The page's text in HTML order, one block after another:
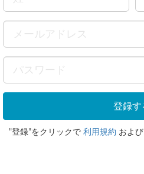
"登録"をクリックで 利用規約 および